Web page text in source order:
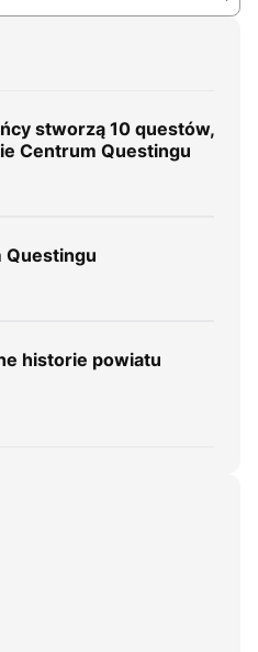
stworzą 10 questów,
Centrum Questingu
Questingu
historie powiatu